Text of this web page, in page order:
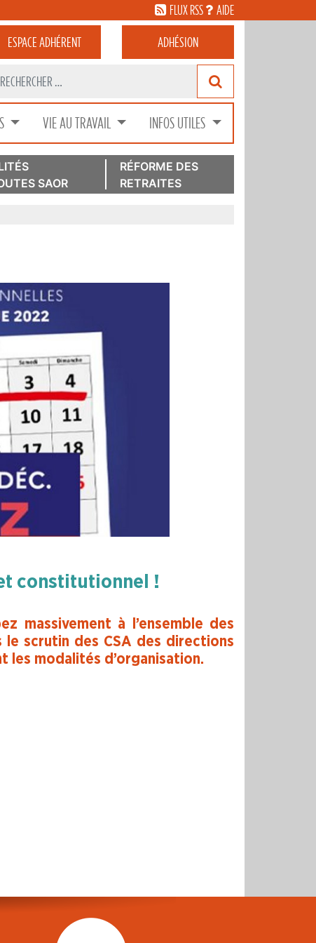
FLUX RSS AIDE
ESPACEADHÉRENT ADHÉSION
VIE AU TRAVAIL INFOS UTILES
SAOR
RÉFORME DES
RETRAITES
constitutionnel !
massivement à l’ensemble des
le scrutin des CSA des directions
les modalités d’organisation.